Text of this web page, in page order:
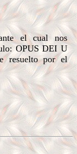
el cual nos
OPUS DEI U
resuelto por el